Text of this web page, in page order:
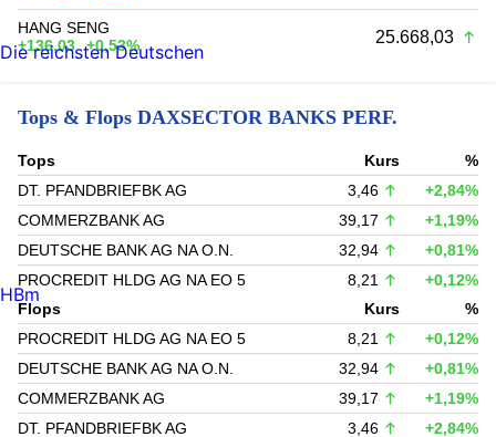
HANG SENG
+136,03
+0,53% 25.668,03
Tops & Flops DAXSECTOR BANKS PERF.
Tops Kurs
%
DT. PFANDBRIEFBK AG
3,46
+2,84%
COMMERZBANK AG
39,17
+1,19%
DEUTSCHE BANK AG NA O.N.
32,94
+0,81%
PROCREDIT HLDG AG NA EO 5
8,21
+0,12%
Flops
Kurs
%
PROCREDIT HLDG AG NA EO 5
8,21
+0,12%
DEUTSCHE BANK AG NA O.N.
32,94
+0,81%
COMMERZBANK AG
39,17
+1,19%
DT. PFANDBRIEFBK AG
3,46 +2,84%
Die reichsten Deutschen
HBm